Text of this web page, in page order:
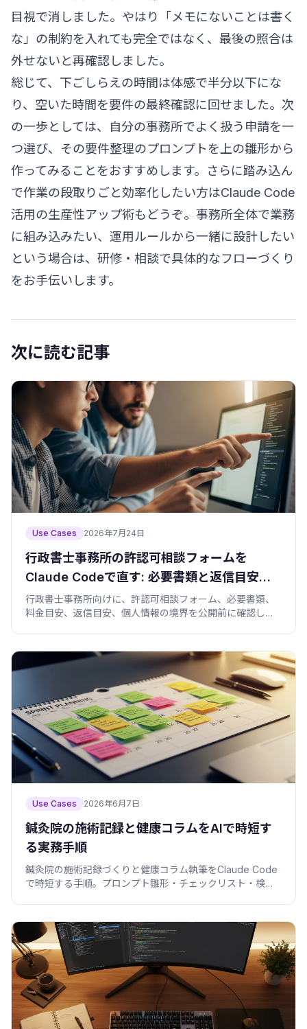
目視で消しました。やはり「メモにないことは書く
な」の制約を入れても完全ではなく、最後の照合は
外せないと再確認しました。
総じて、下ごしらえの時間は体感で半分以下にな
り、空いた時間を要件の最終確認に回せました。次
の一歩としては、自分の事務所でよく扱う申請を一
つ選び、その要件整理のプロンプトを上の雛形から
作ってみることをおすすめします。さらに踏み込ん
で作業の段取りごと効率化したい方はClaude Code
活用の生産性アップ術もどうぞ。事務所全体で業務
に組み込みたい、運用ルールから一緒に設計したい
という場合は、 研修・相談で具体的なフローづくり
をお手伝いします。
次に読む記事
Use Cases 2026年7月24日
行政書士事務所の許認可相談フォームを
Claude Codeで直す: 必要書類と返信目安を
送信前に見せる
行政書士事務所向けに、許認可相談フォーム、必要書類、
料金目安、返信目安、個人情報の境界を公開前に確認しま
Use Cases 2026年6月7日
鍼灸院の施術記録と健康コラムをAIで時短す
る実務手順
鍼灸院の施術記録づくりと健康コラム執筆をClaude Code
で時短する手順。プロンプト雛形・チェックリスト・検証